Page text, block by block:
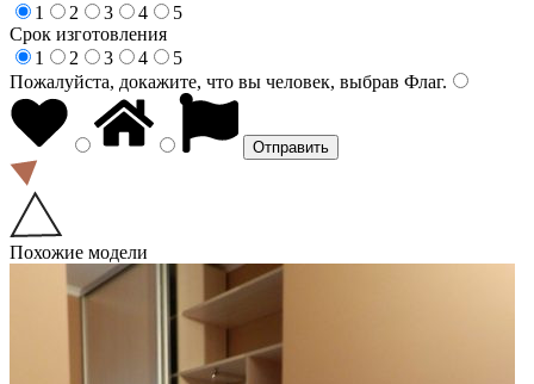
1
2 3 4
5
Срок изготовления
1
2 3 4
5
Пожалуйста, докажите, что вы человек, выбрав Флаг.
Похожие модели